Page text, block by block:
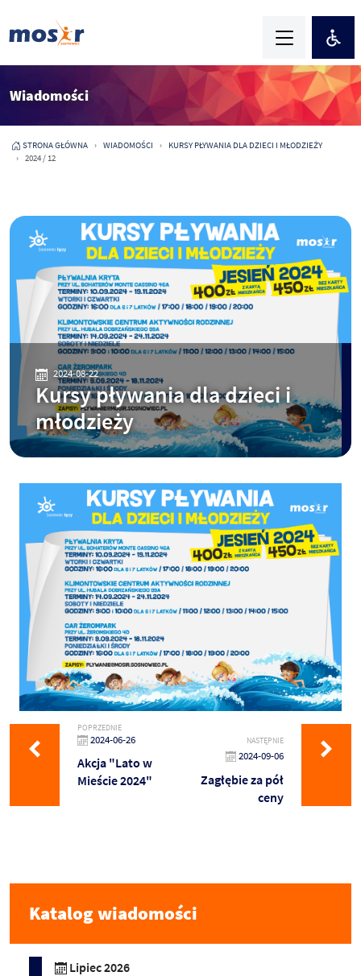
Wiadomości
STRONA GŁÓWNA WIADOMOŚCI
KURSY PŁYWANIA DLA DZIECI I MŁODZIEŻY
2024 / 12
2024-08-22
Kursy pływania dla dzieci i
młodzieży
POPRZEDNIE
2024-06-26
Akcja "Lato w
Mieście 2024"
NASTĘPNIE
2024-09-06
Zagłębie za pół
ceny
Katalog wiadomości
Lipiec 2026